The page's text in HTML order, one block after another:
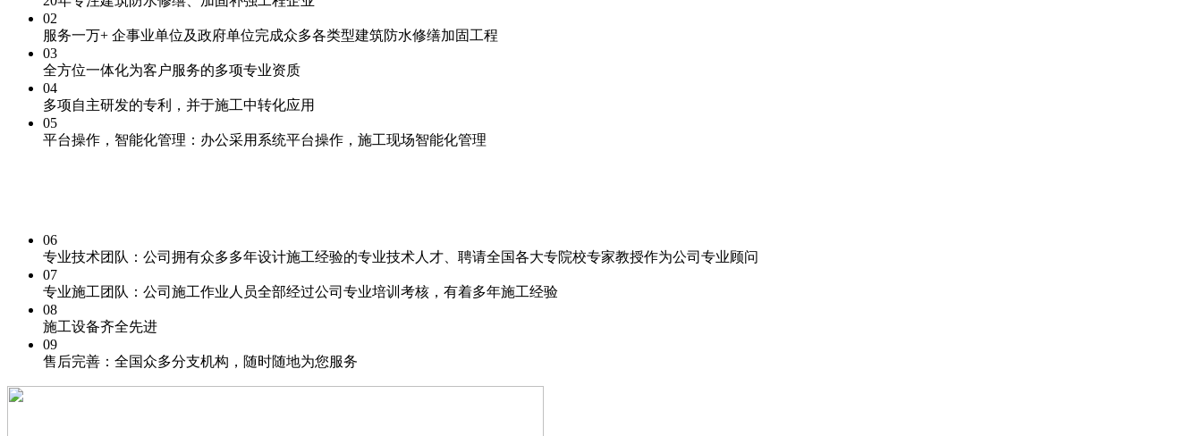
02
服务一万+ 企事业单位及政府单位完成众多各类型建筑防水修缮加固工程
03
全方位一体化为客户服务的多项专业资质
04
多项自主研发的专利
，并于施工中转化应用
05
平台操作， 智能化管理：办公采用系统平台操作，施工现场智能化管理
06
专业技术团队： 公司拥有众多多年设计施工经验的专业技术人才、聘请全国各大专院校专家教授作为公司专业顾问
07
专业施工团队： 公司施工作业人员全部经过公司专业培训考核，有着多年施工经验
08
施工设备齐全先进
09
售后完善： 全国众多分支机构，随时随地为您服务